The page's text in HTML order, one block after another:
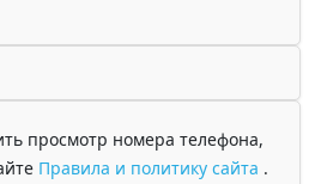
просмотр номера телефона,
Правила и политику сайта .